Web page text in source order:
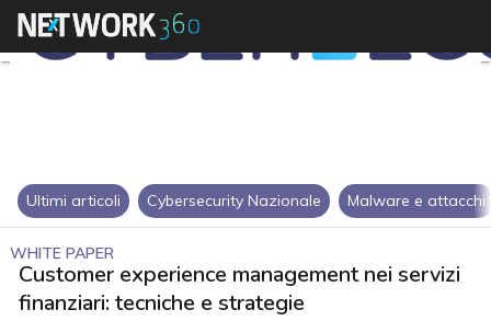
Ultimi articoli Cybersecurity Nazionale Malware e attacchi
WHITE PAPER
Customer experience management nei servizi
finanziari: tecniche e strategie